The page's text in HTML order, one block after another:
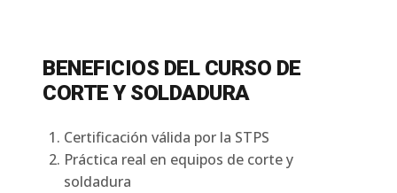
BENEFICIOS DEL CURSO DE
CORTE Y SOLDADURA
Certificación válida por la STPS
Práctica real en equipos de corte y
soldadura